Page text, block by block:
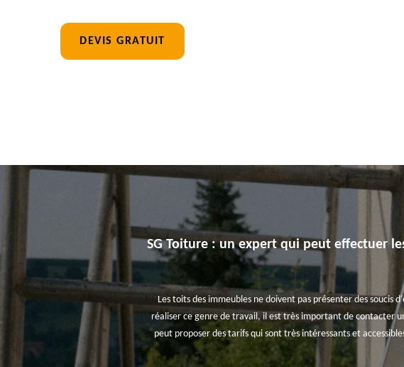
DEVIS GRATUIT
SG Toiture : un expert qui peut effectuer
Les toits des immeubles ne doivent pas présenter des
réaliser ce genre de travail, il est très important de contacter
peut proposer des tarifs qui sont très intéressants et